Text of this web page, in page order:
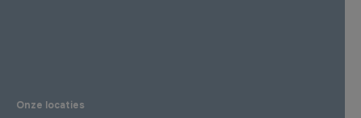
Onze locaties